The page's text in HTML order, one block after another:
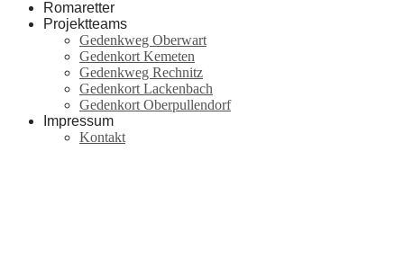
Romaretter
Projektteams
Gedenkweg Oberwart
Gedenkort Kemeten
Gedenkweg Rechnitz
Gedenkort Lackenbach
Gedenkort Oberpullendorf
Impressum
Kontakt